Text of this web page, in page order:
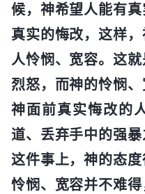
候，神希望人能有
真实的悔改，这样
人怜悯、宽容。这
烈怒，而神的怜悯
神面前真实悔改的
道、丢弃手中的强
这件事上，神的态
怜悯、宽容并不难得